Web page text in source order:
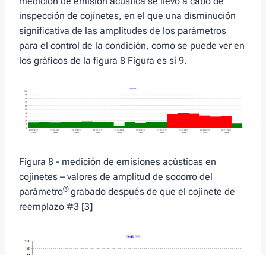
inspección de cojinetes, en el que una disminución
significativa de las amplitudes de los parámetros
para el control de la condición, como se puede ver en
los gráficos de la figura 8 Figura es sí 9.
Figura 8 - medición de emisiones acústicas en
cojinetes – valores de amplitud de socorro del
parámetro® grabado después de que el cojinete de
reemplazo #3 [3]